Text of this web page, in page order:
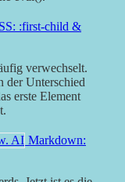
:first-child &
verwechselt.
der Unterschied
erste Element
Markdown: